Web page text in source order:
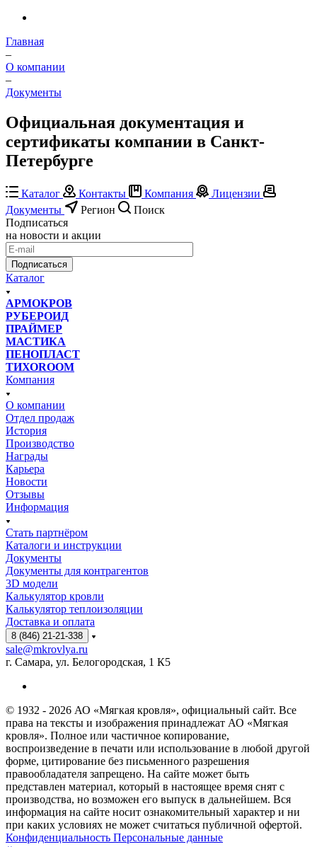
Главная
–
О компании
–
Документы
Официальная документация и
сертификаты компании в Санкт-
Петербурге
Каталог Контакты Компания
Лицензии
Документы
Регион
Поиск
Подписаться
на новости и акции
Подписаться
Каталог
АРМОКРОВ
РУБЕРОИД
ПРАЙМЕР
МАСТИКА
ПЕНОПЛАСТ
ТИХОROOM
Компания
О компании
Отдел продаж
История
Производство
Награды
Карьера
Новости
Отзывы
Информация
Стать партнёром
Каталоги и инструкции
Документы
Документы для контрагентов
3D модели
Калькулятор кровли
Калькулятор теплоизоляции
Доставка и оплата
8 (846) 21-21-338
sale@mkrovlya.ru
г. Самара, ул. Белогородская, 1 К5
© 1932 - 2026 АО «Мягкая кровля», официальный сайт. Все
права на тексты и изображения принадлежат АО «Мягкая
кровля». Полное или частичное копирование,
воспроизведение в печати или использование в любой другой
форме, цитирование без письменного разрешения
правообладателя запрещено. На сайте может быть
представлен материал, который в настоящее время снят с
производства, но возможен его выпуск в дальнейшем. Вся
информация на сайте носит ознакомительный характер и ни
при каких условиях не может считаться публичной офертой.
Конфиденциальность Персональные данные